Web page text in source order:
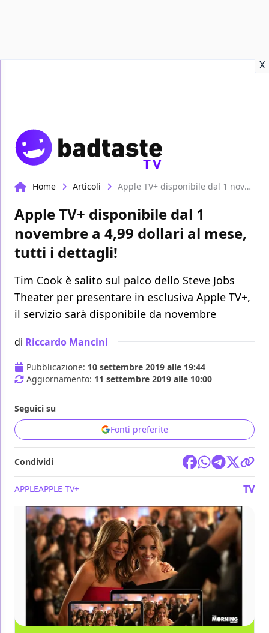
X
TV
Home Articoli Apple TV+ disponibile dal 1 novembre a 4,99 dollari al mese, tutti i dettagli!
Apple TV+ disponibile dal 1
novembre a 4,99 dollari al mese,
tutti i dettagli!
Tim Cook è salito sul palco dello Steve Jobs
Theater per presentare in esclusiva Apple TV+,
il servizio sarà disponibile da novembre
di Riccardo Mancini
Pubblicazione: 10 settembre 2019 alle 19:44
Aggiornamento: 11 settembre 2019 alle 10:00
Seguici su
Fonti preferite
Condividi
APPLEAPPLE TV+ TV